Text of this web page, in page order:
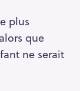
plus
que
ne serait